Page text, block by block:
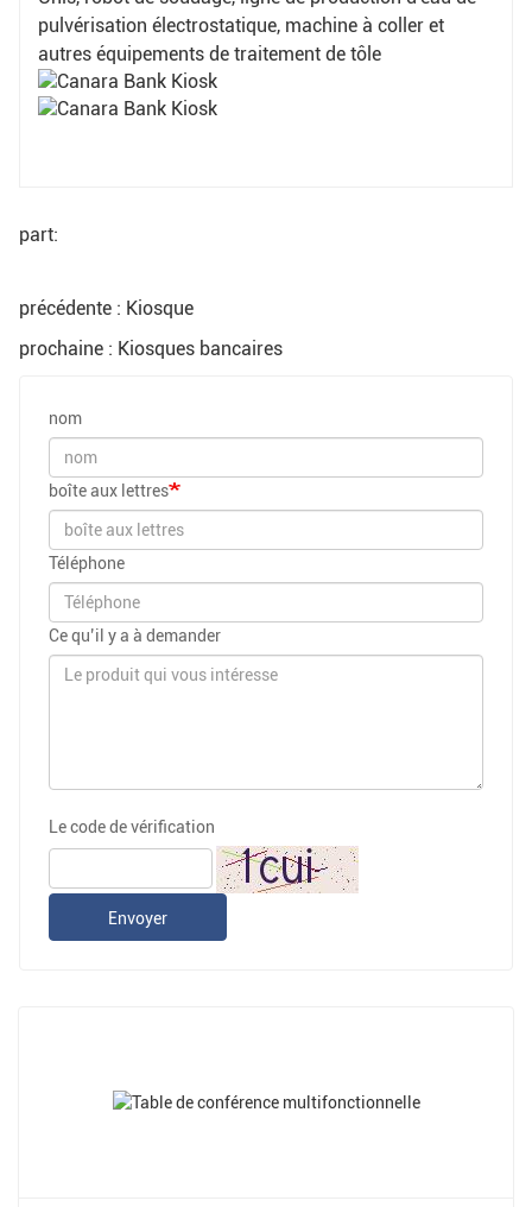
pulvérisation électrostatique, machine à coller et
autres équipements de traitement de tôle
part:
précédente : Kiosque
prochaine : Kiosques bancaires
nom
boîte aux lettres
Téléphone
Ce qu’il y a à demander
Le code de vérification
Envoyer